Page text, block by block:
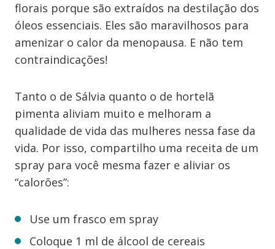
florais porque são extraídos na destilação dos
óleos essenciais. Eles são maravilhosos para
amenizar o calor da menopausa. E não tem
contraindicações!
Tanto o de Sálvia quanto o de hortelã
pimenta aliviam muito e melhoram a
qualidade de vida das mulheres nessa fase da
vida. Por isso, compartilho uma receita de um
spray para você mesma fazer e aliviar os
“calorões”:
Use um frasco em spray
Coloque 1 ml de álcool de cereais